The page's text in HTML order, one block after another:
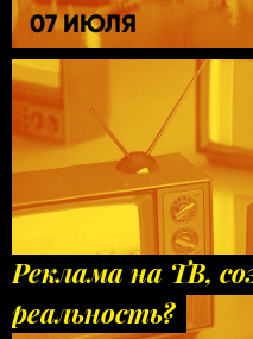
07 ИЮЛЯ
Реклама на ТВ,
реальность?